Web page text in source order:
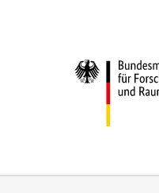
(Eingabetaste)
(Eingabetaste)
(Eingabetaste)
und